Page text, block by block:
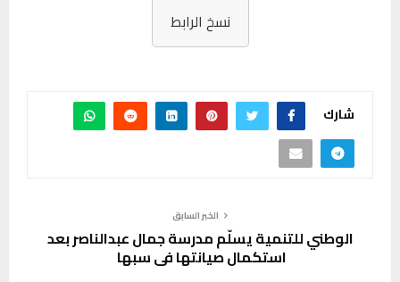
نسخ الرابط
شارك
الخبر السابق
الوطني للتنمية يسلّم مدرسة جمال عبدالناصر بعد
استكمال صيانتها في سبها